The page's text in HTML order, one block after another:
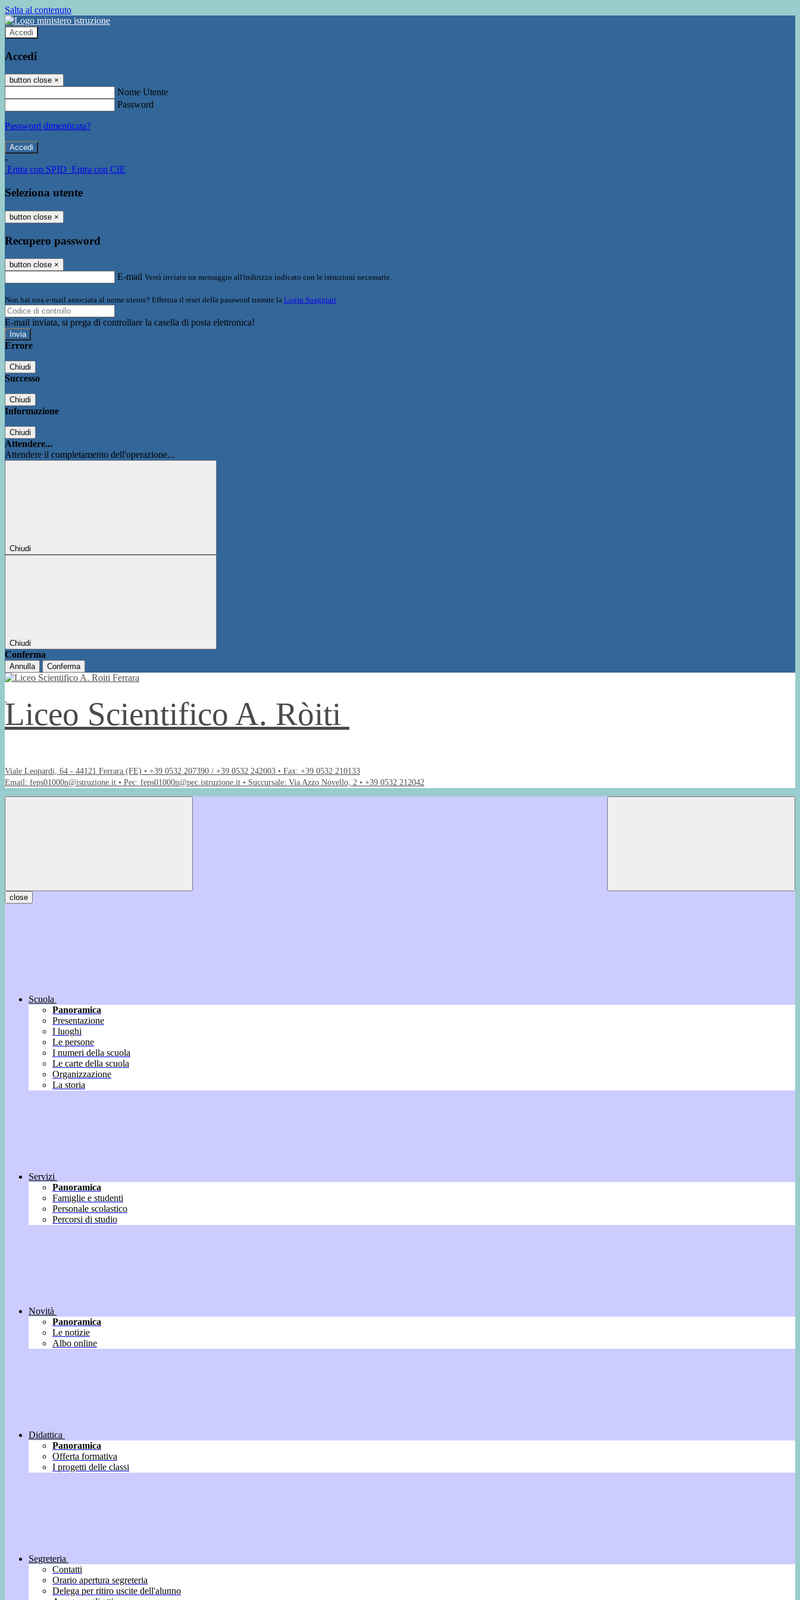
Salta al contenuto
Accedi
Accedi
button close ×
Nome Utente
Password
Password dimenticata?
-
Entra con SPID Entra con CIE
Seleziona utente
button close ×
Recupero password
button close ×
E-mail Verrà inviato un messaggio all'indirizzo indicato con le istruzioni necessarie.
Non hai una e-mail associata al nome utente? Effettua il reset della password tramite la Login Spaggiari
E-mail inviata, si prega di controllare la casella di posta elettronica!
Errore
Chiudi
Successo
Chiudi
Informazione
Chiudi
Attendere...
Attendere il completamento dell'operazione...
Chiudi
Chiudi
Conferma
Annulla Conferma
Liceo Scientifico A. Ròiti
Viale Leopardi, 64 - 44121 Ferrara (FE) • +39 0532 207390 / +39 0532 242003 • Fax: +39 0532 210133
Email: feps01000n@istruzione.it • Pec: feps01000n@pec.istruzione.it • Succursale: Via Azzo Novello, 2 • +39 0532 212042
close
Scuola
Panoramica
Presentazione
I luoghi
Le persone
I numeri della scuola
Le carte della scuola
Organizzazione
La storia
Servizi
Panoramica
Famiglie e studenti
Personale scolastico
Percorsi di studio
Novità
Panoramica
Le notizie
Albo online
Didattica
Panoramica
Offerta formativa
I progetti delle classi
Segreteria
Contatti
Orario apertura segreteria
Delega per ritiro uscite dell'alunno